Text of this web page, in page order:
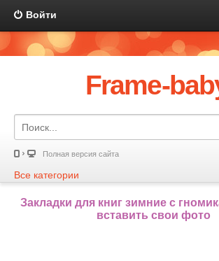
Войти
Frame-
Полная версия сайта
Все категории
Закладки для книг зимние с
вставить свои фото